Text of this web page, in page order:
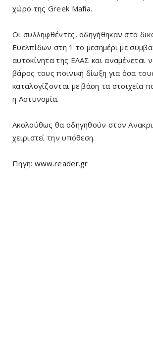
χώρο της Greek Μafia.
Οι συλληφθέντες, οδηγήθηκαν στα
Ευελπίδων στη 1 το μεσημέρι με
αυτοκίνητα της ΕΛΑΣ και αναμένεται
βάρος τους ποινική δίωξη για όσα
καταλογίζονται με βάση τα στοιχεία
η Αστυνομία.
Ακολούθως θα οδηγηθούν στον
χειριστεί την υπόθεση.
Πηγή: www.reader.gr